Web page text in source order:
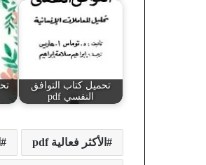
تحميل كتاب التوافق
النفسي pdf
الأكثر فعالية pdf